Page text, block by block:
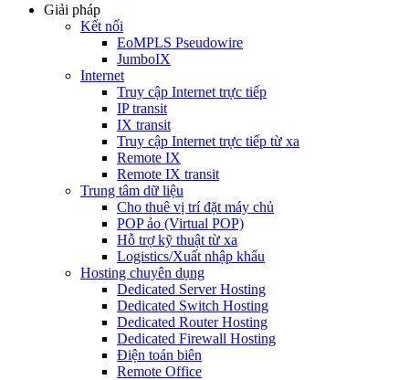
Giải pháp
Kết nối
EoMPLS Pseudowire
JumboIX
Internet
Truy cập Internet trực tiếp
IP transit
IX transit
Truy cập Internet trực tiếp từ xa
Remote IX
Remote IX transit
Trung tâm dữ liệu
Cho thuê vị trí đặt máy chủ
POP ảo (Virtual POP)
Hỗ trợ kỹ thuật từ xa
Logistics/Xuất nhập khẩu
Hosting chuyên dụng
Dedicated Server Hosting
Dedicated Switch Hosting
Dedicated Router Hosting
Dedicated Firewall Hosting
Điện toán biên
Remote Office